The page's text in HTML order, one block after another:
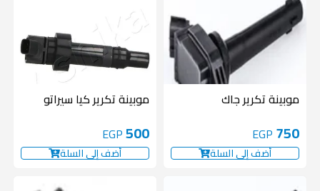
موبينة تكرير جاك
750
EGP
أضف إلى السلة
موبينة تكرير كيا سيراتو
500
EGP
أضف إلى السلة